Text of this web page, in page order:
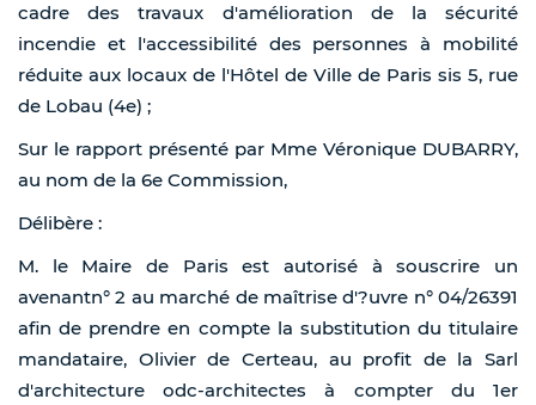
cadre des travaux d'amélioration de la sécurité
incendie et l'accessibilité des personnes à mobilité
réduite aux locaux de l'Hôtel de Ville de Paris sis 5, rue
de Lobau (4e) ;
Sur le rapport présenté par Mme Véronique DUBARRY,
au nom de la 6e Commission,
Délibère :
M. le Maire de Paris est autorisé à souscrire un
avenantn° 2 au marché de maîtrise d'?uvre n° 04/26391
afin de prendre en compte la substitution du titulaire
mandataire, Olivier de Certeau, au profit de la Sarl
d'architecture odc-architectes à compter du 1er